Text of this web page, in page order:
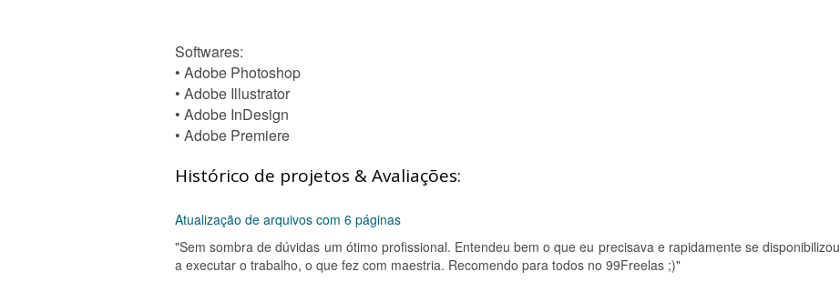
Softwares:
• Adobe Photoshop
• Adobe Illustrator
• Adobe InDesign
• Adobe Premiere
Histórico de projetos & Avaliações:
Atualização de arquivos com 6 páginas
"Sem sombra de dúvidas um ótimo profissional. Entendeu bem o que eu precisava e rapidamente se disponibilizou
a executar o trabalho, o que fez com maestria. Recomendo para todos no 99Freelas ;)"